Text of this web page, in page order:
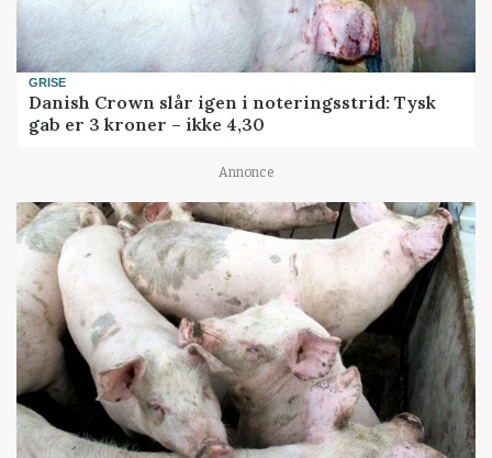
GRISE
Danish Crown slår igen i noteringsstrid: Tysk
gab er 3 kroner – ikke 4,30
Annonce